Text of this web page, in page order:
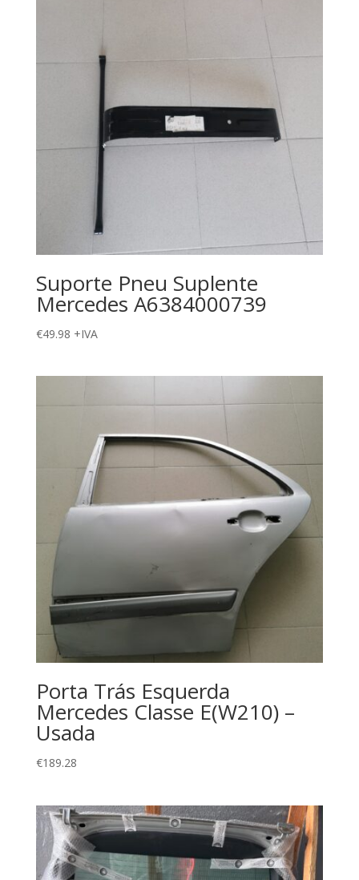
Suporte Pneu Suplente
Mercedes A6384000739
€49.98 +IVA
Porta Trás Esquerda
Mercedes Classe E(W210) –
Usada
€189.28